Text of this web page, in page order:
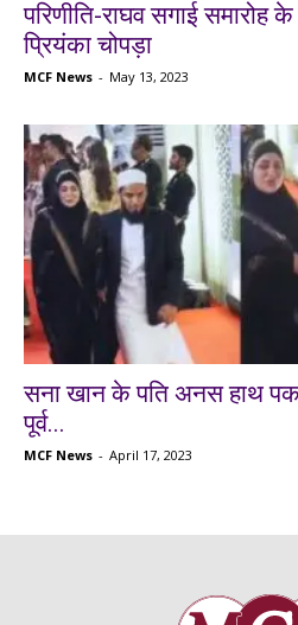
परिणीति-राघव सगाई समारोह
प्रियंका चोपड़ा
MCF News - May 13, 2023
सना खान के पति अनस हाथ
पूर्व...
MCF News - April 17, 2023